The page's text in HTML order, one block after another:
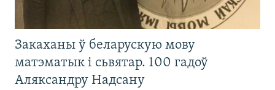
Закаханы ў беларускую мову
матэматык і сьвятар. 100 гадоў
Аляксандру Надсану